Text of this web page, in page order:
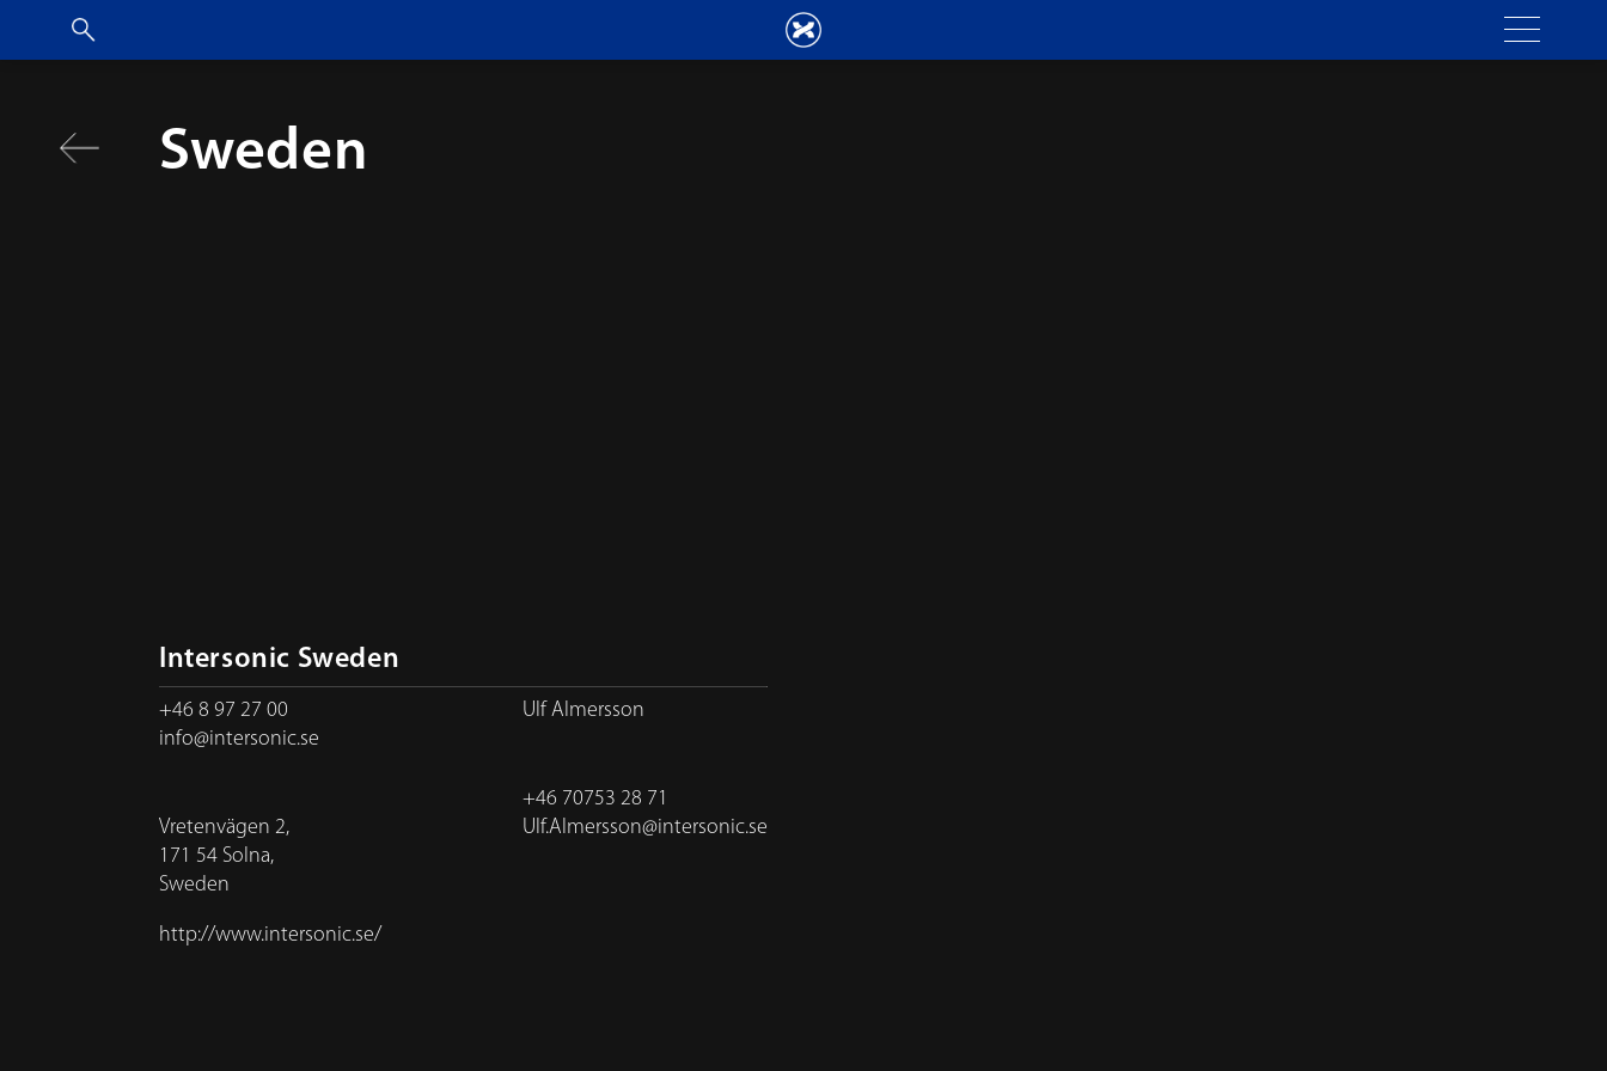
Sweden
Intersonic Sweden
+46 8 97 27 00
info@intersonic.se
Vretenvägen 2,
171 54 Solna,
Sweden
http://www.intersonic.se/
Ulf Almersson
+46 70753 28 71
Ulf.Almersson@intersonic.se